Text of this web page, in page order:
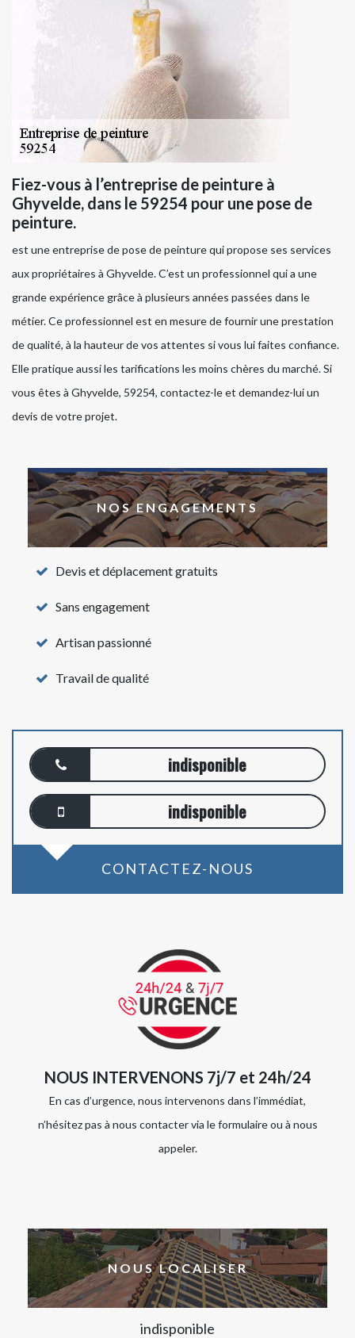
Fiez-vous à l’entreprise de peinture à
Ghyvelde, dans le 59254 pour une pose de
peinture.
est une entreprise de pose de peinture qui propose ses services
aux propriétaires à Ghyvelde. C’est un professionnel qui a une
grande expérience grâce à plusieurs années passées dans le
métier. Ce professionnel est en mesure de fournir une prestation
de qualité, à la hauteur de vos attentes si vous lui faites confiance.
Elle pratique aussi les tarifications les moins chères du marché. Si
vous êtes à Ghyvelde, 59254, contactez-le et demandez-lui un
devis de votre projet.
NOS ENGAGEMENTS
Devis et déplacement gratuits
Sans engagement
Artisan passionné
Travail de qualité
indisponible
indisponible
CONTACTEZ-NOUS
NOUS INTERVENONS 7j/7 et 24h/24
En cas d’urgence, nous intervenons dans l’immédiat,
n’hésitez pas à nous contacter via le formulaire ou à nous
appeler.
NOUS LOCALISER
indisponible